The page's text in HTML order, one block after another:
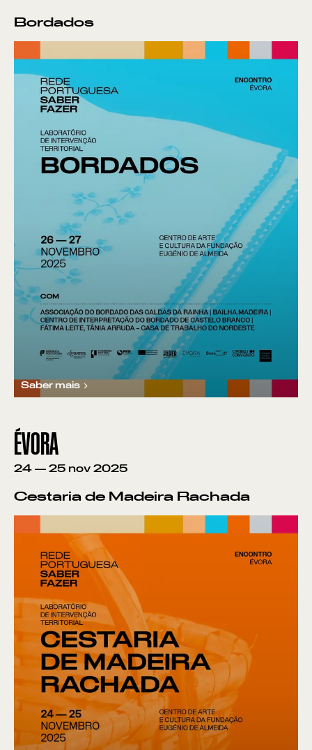
Bordados
Saber mais
ÉVORA
24 — 25 nov 2025
Cestaria de Madeira Rachada